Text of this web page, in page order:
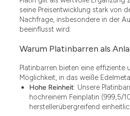
seine Preisentwicklung stark von
Nachfrage, insbesondere in der
beeinflusst wird.
Warum Platinbarren als
Platinbarren bieten eine effiziente
Möglichkeit, in das weiße
Hohe Reinheit: Unsere
hochreinem Feinplatin (999,5/
herstellerübergreifend